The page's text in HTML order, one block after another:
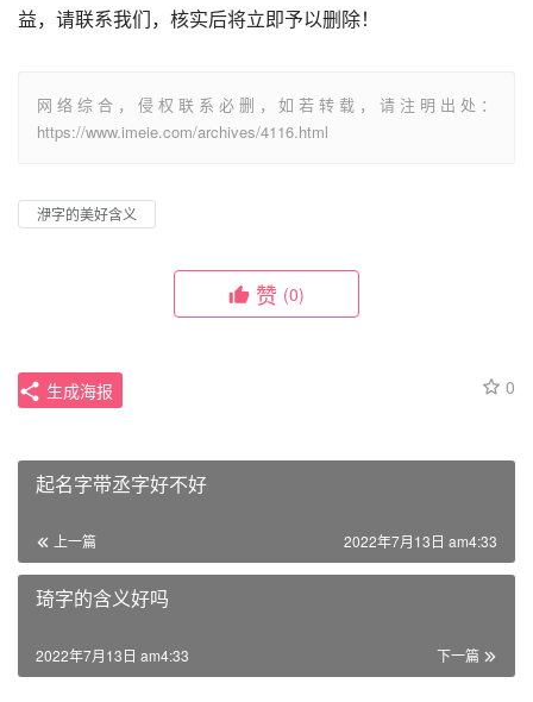
益，请联系我们，核实后将立即予以删除！
网络综合，侵权联系必删，如若转载，请注明出处：
https://www.imeie.com/archives/4116.html
洢字的美好含义
赞 (0)
0
生成海报
起名字带丞字好不好
上一篇 2022年7月13日 am4:33
琦字的含义好吗
下一篇
2022年7月13日 am4:33